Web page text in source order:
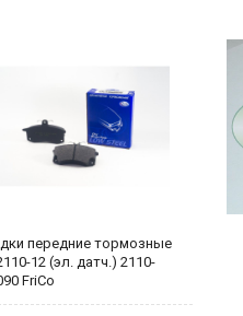
передние тормозные
12 (эл. датч.) 2110-
FriCo